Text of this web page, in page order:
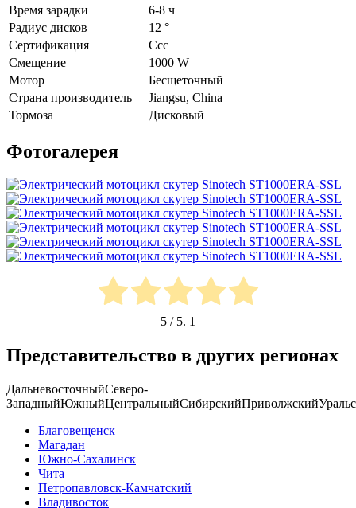
Время зарядки
6-8 ч
Радиус дисков
12 °
Сертификация
Ccc
Смещение
1000 W
Мотор
Бесщеточный
Страна производитель
Jiangsu, China
Тормоза
Дисковый
Фотогалерея
5 / 5. 1
Представительство в других регионах
ДальневосточныйСеверо-
ЗападныйЮжныйЦентральныйСибирскийПриволжский
Благовещенск
Магадан
Южно-Сахалинск
Чита
Петропавловск-Камчатский
Владивосток